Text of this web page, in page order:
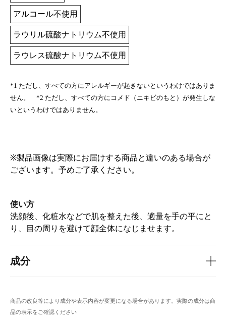
成分
商品の改良等により成分や表示内容が変更になる場合があります。実際の成分は商
品の表示をご確認ください
アルコール不使用
ラウリル硫酸ナトリウム不使用
ラウレス硫酸ナトリウム不使用
*1 ただし、すべての方にアレルギーが起きないというわけではありま
せん。 *2 ただし、すべての方にコメド（ニキビのもと）が発生しな
いというわけではありません。
※製品画像は実際にお届けする商品と違いのある場合が
ございます。予めご了承ください。
使い方
洗顔後、化粧水などで肌を整えた後、適量を手の平にと
り、目の周りを避けて顔全体になじませます。